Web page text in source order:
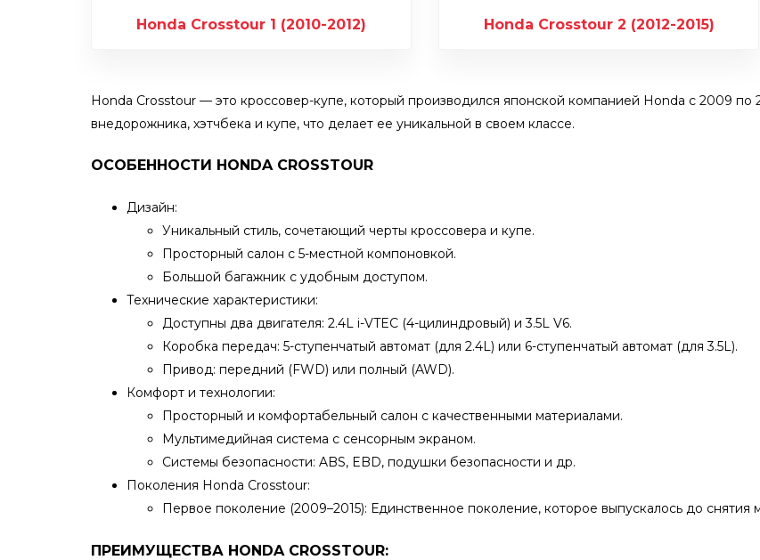
Honda Crosstour 1 (2010-2012) Honda Crosstour 2 (2012-2015)
Honda Crosstour — это кроссовер-купе, который производился японской компанией Honda с 2009 по
внедорожника, хэтчбека и купе, что делает ее уникальной в своем классе.
ОСОБЕННОСТИ HONDA CROSSTOUR
Дизайн:
Уникальный стиль, сочетающий черты кроссовера и купе.
Просторный салон с 5-местной компоновкой.
Большой багажник с удобным доступом.
Технические характеристики:
Доступны два двигателя: 2.4L i-VTEC (4-цилиндровый) и 3.5L V6.
Коробка передач: 5-ступенчатый автомат (для 2.4L) или 6-ступенчатый автомат (для 3.5L).
Привод: передний (FWD) или полный (AWD).
Комфорт и технологии:
Просторный и комфортабельный салон с качественными материалами.
Мультимедийная система с сенсорным экраном.
Системы безопасности: ABS, EBD, подушки безопасности и др.
Поколения Honda Crosstour:
Первое поколение (2009–2015): Единственное поколение, которое выпускалось до снятия
ПРЕИМУЩЕСТВА HONDA CROSSTOUR: